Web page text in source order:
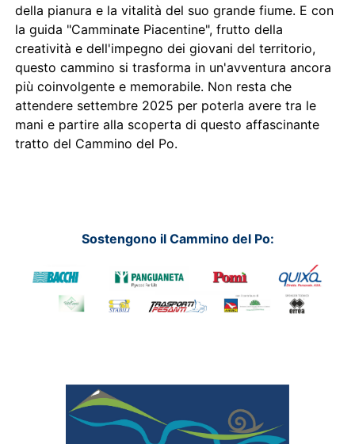
della pianura e la vitalità del suo grande fiume. E con
la guida "Camminate Piacentine", frutto della
creatività e dell'impegno dei giovani del territorio,
questo cammino si trasforma in un'avventura ancora
più coinvolgente e memorabile. Non resta che
attendere settembre 2025 per poterla avere tra le
mani e partire alla scoperta di questo affascinante
tratto del Cammino del Po.
Sostengono il Cammino del Po: